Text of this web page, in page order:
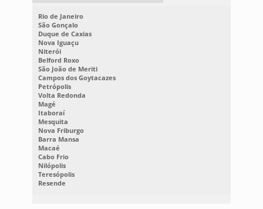
Rio de Janeiro
São Gonçalo
Duque de Caxias
Nova Iguaçu
Niterói
Belford Roxo
São João de Meriti
Campos dos Goytacazes
Petrópolis
Volta Redonda
Magé
Itaboraí
Mesquita
Nova Friburgo
Barra Mansa
Macaé
Cabo Frio
Nilópolis
Teresópolis
Resende